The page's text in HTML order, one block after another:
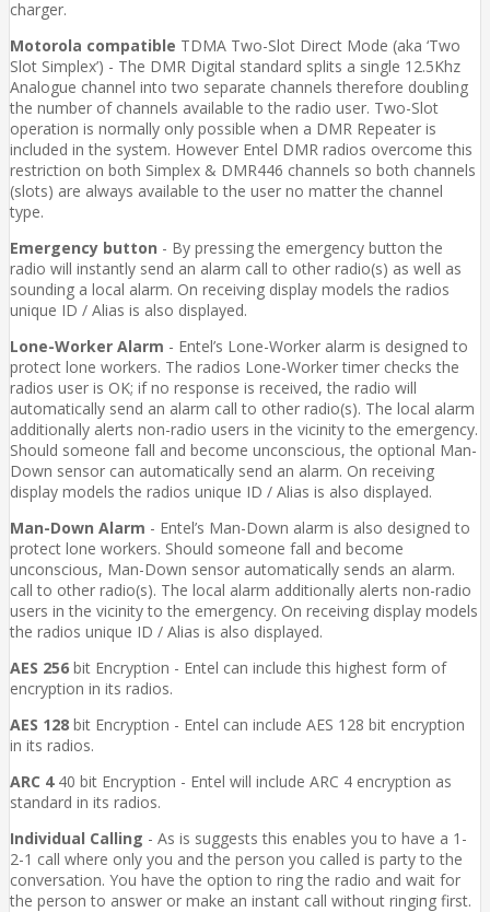
charger.
Motorola compatible TDMA Two-Slot Direct Mode (aka ‘Two
Slot Simplex’) - The DMR Digital standard splits a single 12.5Khz
Analogue channel into two separate channels therefore doubling
the number of channels available to the radio user. Two-Slot
operation is normally only possible when a DMR Repeater is
included in the system. However Entel DMR radios overcome this
restriction on both Simplex & DMR446 channels so both channels
(slots) are always available to the user no matter the channel
type.
Emergency button - By pressing the emergency button the
radio will instantly send an alarm call to other radio(s) as well as
sounding a local alarm. On receiving display models the radios
unique ID / Alias is also displayed.
Lone-Worker Alarm - Entel’s Lone-Worker alarm is designed to
protect lone workers. The radios Lone-Worker timer checks the
radios user is OK; if no response is received, the radio will
automatically send an alarm call to other radio(s). The local alarm
additionally alerts non-radio users in the vicinity to the emergency.
Should someone fall and become unconscious, the optional Man-
Down sensor can automatically send an alarm. On receiving
display models the radios unique ID / Alias is also displayed.
Man-Down Alarm - Entel’s Man-Down alarm is also designed to
protect lone workers. Should someone fall and become
unconscious, Man-Down sensor automatically sends an alarm.
call to other radio(s). The local alarm additionally alerts non-radio
users in the vicinity to the emergency. On receiving display models
the radios unique ID / Alias is also displayed.
AES 256 bit Encryption - Entel can include this highest form of
encryption in its radios.
AES 128 bit Encryption - Entel can include AES 128 bit encryption
in its radios.
ARC 440 bit Encryption - Entel will include ARC 4 encryption as
standard in its radios.
Individual Calling - As is suggests this enables you to have a 1-
2-1 call where only you and the person you called is party to the
conversation. You have the option to ring the radio and wait for
the person to answer or make an instant call without ringing first.